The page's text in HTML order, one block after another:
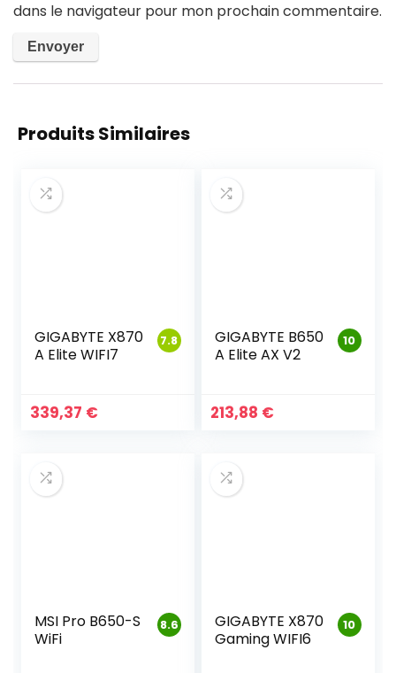
dans le navigateur pour mon prochain commentaire.
Produits Similaires
7.8
GIGABYTE X870
A Elite WIFI7
339,37 €
10
GIGABYTE B650
A Elite AX V2
213,88 €
8.6
MSI Pro B650-S
WiFi
10
GIGABYTE X870
Gaming WIFI6